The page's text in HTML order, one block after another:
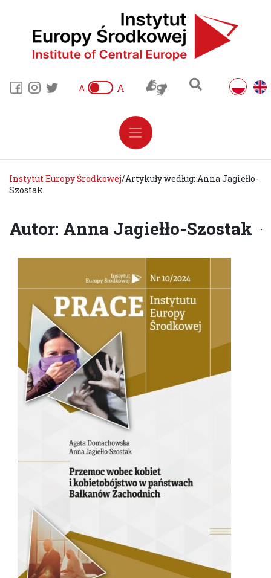
A A
Instytut Europy Środkowej/Artykuły według: Anna Jagiełło-
Szostak
Autor: Anna Jagiełło-Szostak